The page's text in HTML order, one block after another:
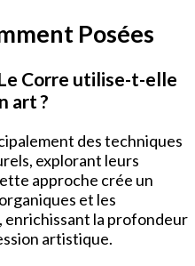
Posées
Corre utilise-t-elle
art ?
des techniques
explorant leurs
approche crée un
et les
la profondeur
artistique.